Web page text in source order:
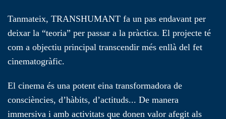
Tanmateix, TRANSHUMANT fa un pas endavant per
deixar la “teoria” per passar a la pràctica. El projecte té
com a objectiu principal transcendir més enllà del fet
cinematogràfic.
El cinema és una potent eina transformadora de
consciències, d’hàbits, d’actituds... De manera
immersiva i amb activitats que donen valor afegit als